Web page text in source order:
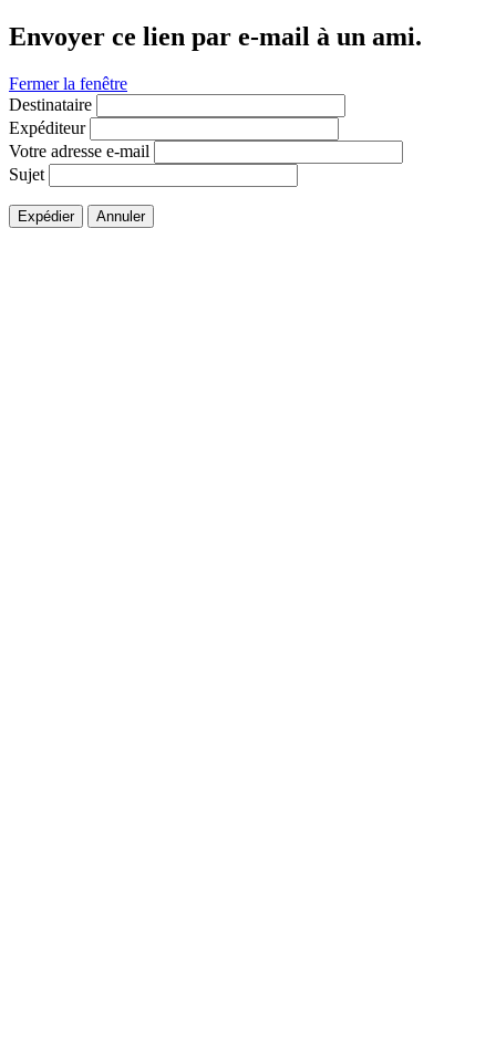
Envoyer ce lien par e-mail à un ami.
Fermer la fenêtre
Destinataire
Expéditeur
Votre adresse e-mail
Sujet
Expédier Annuler